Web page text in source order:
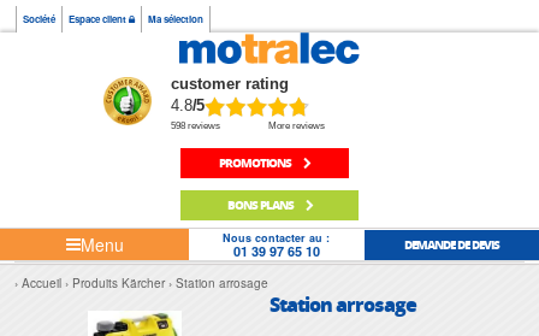
Société Espace client Ma sélection
customer rating
4.8/5
598 reviews More reviews
PROMOTIONS
BONS PLANS
Menu Nous contacter au :
01 39 97 65 10 DEMANDE DE DEVIS
Accueil Produits Kärcher Station arrosage
Station arrosage